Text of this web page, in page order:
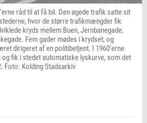
råd til at få bil. Den øgede trafik satte sit
hvor de større trafikmængder fik
kryds mellem Buen, Jernbanegade,
Fem gader mødes i krydset, og
dirigeret af en politibetjent. I 1960'erne
og fik i stedet automatiske lyskurve, som det
Foto: Kolding Stadsarkiv